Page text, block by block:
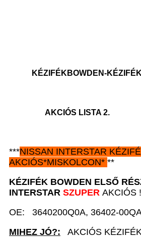
KÉZIFÉKBOWDEN-
AKCIÓS LISTA 2.
***NISSAN INTERSTAR
AKCIÓS*MISKOLCON* **
KÉZIFÉK BOWDEN ELSŐ
INTERSTAR SZUPER AKCIÓS !
OE: 3640200Q0A, 36402-
MIHEZ JÓ?: AKCIÓS